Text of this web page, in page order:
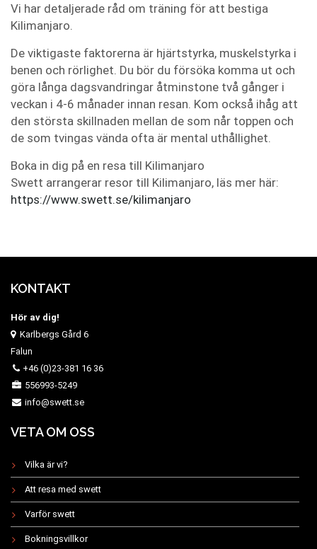
Vi har detaljerade råd om träning för att bestiga
Kilimanjaro.
De viktigaste faktorerna är hjärtstyrka, muskelstyrka i
benen och rörlighet. Du bör du försöka komma ut och
göra långa dagsvandringar åtminstone två gånger i
veckan i 4-6 månader innan resan. Kom också ihåg att
den största skillnaden mellan de som når toppen och
de som tvingas vända ofta är mental uthållighet.
Boka in dig på en resa till Kilimanjaro
Swett arrangerar resor till Kilimanjaro, läs mer här:
https://www.swett.se/kilimanjaro
KONTAKT
Hör av dig!
Karlbergs Gård 6
Falun
+46 (0)23-381 16 36
556993-5249
info@swett.se
VETA OM OSS
Vilka är vi?
Att resa med swett
Varför swett
Bokningsvillkor